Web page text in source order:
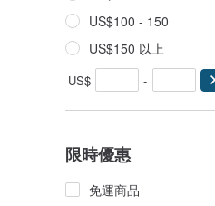
US$100 - 150
US$150 以上
US$ -
限時優惠
免運商品